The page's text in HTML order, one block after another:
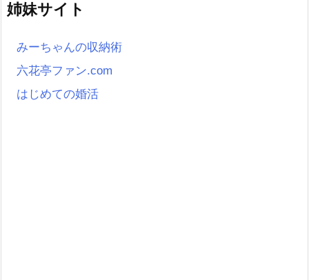
姉妹サイト
みーちゃんの収納術
六花亭ファン.com
はじめての婚活